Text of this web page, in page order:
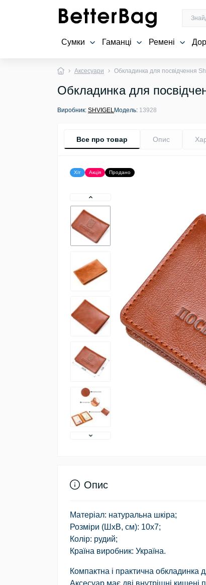
Сумки Гаманці Ремені
Аксесуари Обкладинка для посвідчення
Обкладинка для
Виробник: SHVIGEL Модель: 13928
Все про товар Опис
Хіт Акція Продано
Опис
Матеріал: натуральна шкіра;
Розміри (ШхВ, см): 10х7;
Колір: рудий;
Країна виробник: Україна.
Компактна і практична обкладинка
Аксесуар має дві внутрішні кишені